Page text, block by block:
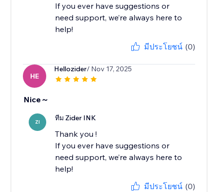
If you ever have suggestions or
need support, we’re always here to
help!
มีประโยชน์ (0)
HE
Hellozider/ Nov 17, 2025
Nice～
ZI ทีม Zider INK
Thank you !
If you ever have suggestions or
need support, we’re always here to
help!
มีประโยชน์ (0)